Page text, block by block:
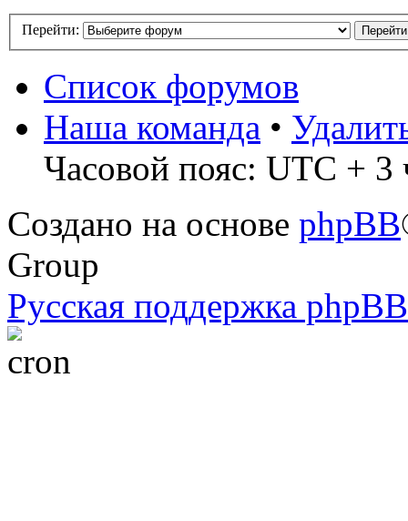
Перейти:
Список форумов
Наша команда •
Часовой пояс: UTC + 3
Создано на основе phpBB
Group
Русская поддержка phpBB